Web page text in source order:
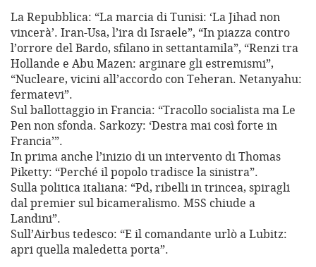
La Repubblica: “La marcia di Tunisi: ‘La Jihad non
vincerà’. Iran-Usa, l’ira di Israele”, “In piazza contro
l’orrore del Bardo, sfilano in settantamila”, “Renzi tra
Hollande e Abu Mazen: arginare gli estremismi”,
“Nucleare, vicini all’accordo con Teheran. Netanyahu:
fermatevi”.
Sul ballottaggio in Francia: “Tracollo socialista ma Le
Pen non sfonda. Sarkozy: ‘Destra mai così forte in
Francia’”.
In prima anche l’inizio di un intervento di Thomas
Piketty: “Perché il popolo tradisce la sinistra”.
Sulla politica italiana: “Pd, ribelli in trincea, spiragli
dal premier sul bicameralismo. M5S chiude a
Landini”.
Sull’Airbus tedesco: “E il comandante urlò a Lubitz:
apri quella maledetta porta”.